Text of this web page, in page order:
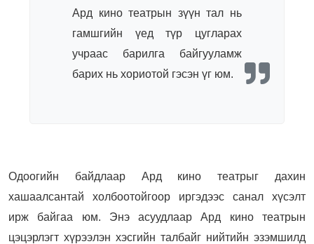
Ард кино театрын зүүн тал нь
гамшгийн үед түр цугларах
учраас барилга байгууламж
барих нь хориотой гэсэн үг юм.
Одоогийн байдлаар Ард кино театрыг дахин
хашаалсантай холбоотойгоор иргэдээс санал хүсэлт
ирж байгаа юм. Энэ асуудлаар Ард кино театрын
цэцэрлэгт хүрээлэн хэсгийн талбайг нийтийн эзэмшилд